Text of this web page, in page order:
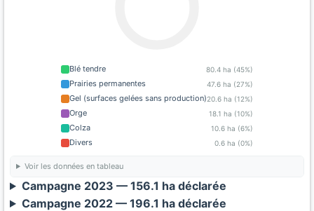
Blé tendre 80.4 ha (45%)
Prairies permanentes 47.6 ha (27%)
Gel (surfaces gelées sans production)20.6 ha (12%)
Orge 18.1 ha (10%)
Colza 10.6 ha (6%)
Divers 0.6 ha (0%)
Voir les données en tableau
Campagne 2023 — 156.1 ha déclarée
Campagne 2022 — 196.1 ha déclarée